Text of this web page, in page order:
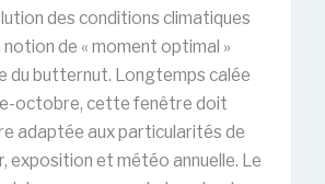
des conditions climatiques
de « moment optimal »
du butternut. Longtemps calée
octobre, cette fenêtre doit
adaptée aux particularités de
exposition et météo annuelle. Le